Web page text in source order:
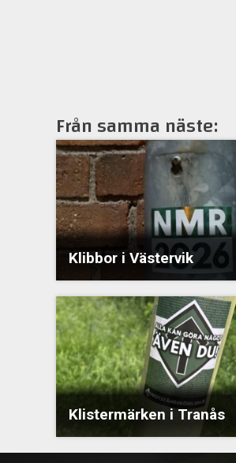
Från samma näste:
Klibbor i Västervik
Klistermärken i Tranås